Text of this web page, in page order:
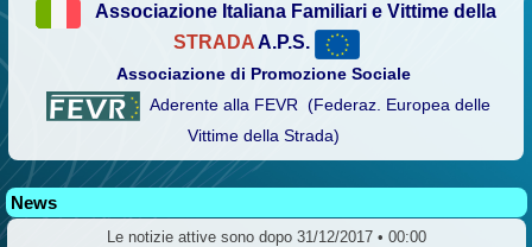
Associazione Italiana Familiari e Vittime della
STRADAA.P.S.
Associazione di Promozione Sociale
Aderente alla FEVR (Federaz. Europea delle
Vittime della Strada)
News
Le notizie attive sono dopo 31/12/2017 • 00:00